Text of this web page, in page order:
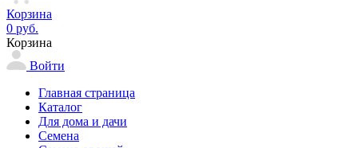
Корзина
0 руб.
Корзина
Войти
Главная страница
Каталог
Для дома и дачи
Семена